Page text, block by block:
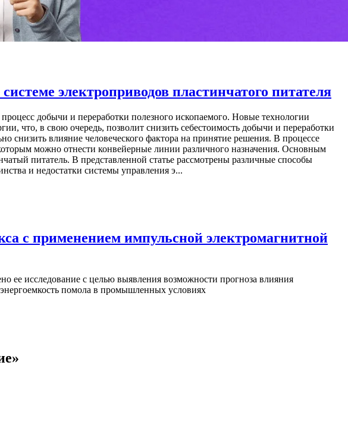
электроприводов пластинчатого питателя
добычи и переработки полезного ископаемого. Новые технологии
что, в свою очередь, позволит снизить себестоимость добычи и переработки
снизить влияние человеческого фактора на принятие решения. В процессе
можно отнести конвейерные линии различного назначения. Основным
питатель. В представленной статье рассмотрены различные способы
и недостатки системы управления э...
с применением импульсной электромагнитной
ее исследование с целью выявления возможности прогноза влияния
помола в промышленных условиях